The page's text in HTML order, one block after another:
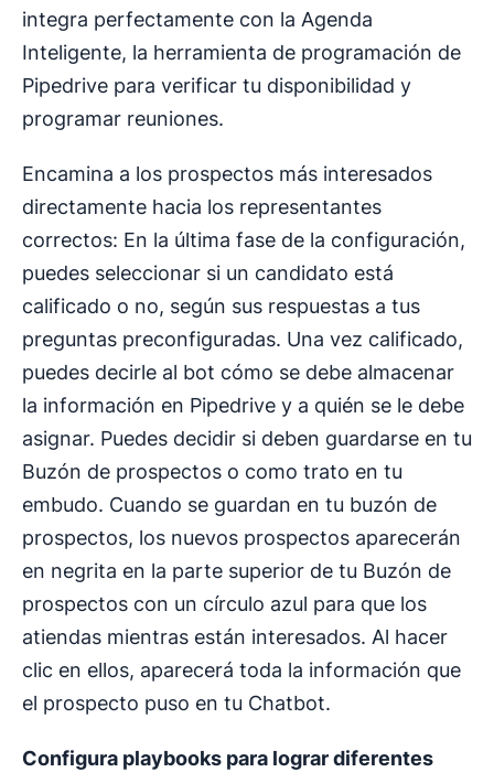
integra perfectamente con la Agenda
Inteligente, la herramienta de programación de
Pipedrive para verificar tu disponibilidad y
programar reuniones.
Encamina a los prospectos más interesados
directamente hacia los representantes
correctos: En la última fase de la configuración,
puedes seleccionar si un candidato está
calificado o no, según sus respuestas a tus
preguntas preconfiguradas. Una vez calificado,
puedes decirle al bot cómo se debe almacenar
la información en Pipedrive y a quién se le debe
asignar. Puedes decidir si deben guardarse en tu
Buzón de prospectos o como trato en tu
embudo. Cuando se guardan en tu buzón de
prospectos, los nuevos prospectos aparecerán
en negrita en la parte superior de tu Buzón de
prospectos con un círculo azul para que los
atiendas mientras están interesados. Al hacer
clic en ellos, aparecerá toda la información que
el prospecto puso en tu Chatbot.
Configura playbooks para lograr diferentes